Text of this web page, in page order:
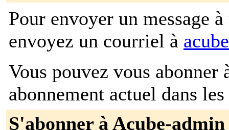
Pour envoyer un message
envoyez un courriel à
Vous pouvez vous
abonnement actuel dans
S'abonner à Acube-admin